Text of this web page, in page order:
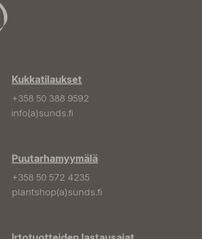
Kukkatilaukset
+358 50 388 9592
info(a)sunds.fi
Puutarhamyymälä
+358 50 572 4235
plantshop(a)sunds.fi